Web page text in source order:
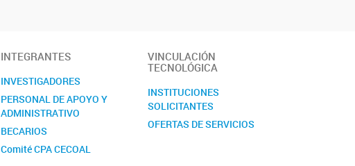
INTEGRANTES
INVESTIGADORES
PERSONAL DE APOYO Y
ADMINISTRATIVO
BECARIOS
Comité CPA CECOAL
VINCULACIÓN
TECNOLÓGICA
INSTITUCIONES
SOLICITANTES
OFERTAS DE SERVICIOS